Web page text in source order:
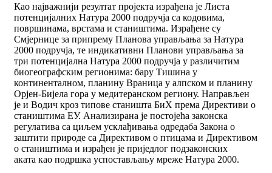
Као најважнији резултат пројекта израђена је Листа
потенцијалних Натура 2000 подручја са кодовима,
површинама, врстама и стаништима. Израђене су
Смјернице за припрему Планова управљања за Натура
2000 подручја, те индикативни Планови управљања за
три потенцијална Натура 2000 подручја у различитим
биогеографским регионима: бару Тишина у
континенталном, планину Враница у алпском и планину
Орјен-Бијела гора у медитеранском региону. Направљен
је и Водич кроз типове станишта БиХ према Директиви о
стаништима ЕУ. Анализирана је постојећа законска
регулатива са циљем усклађивања одредаба Закона о
заштити природе са Директивом о птицама и Директивом
о стаништима и израђен је приједлог подзаконских
аката као подршка успостављању мреже Натура 2000.